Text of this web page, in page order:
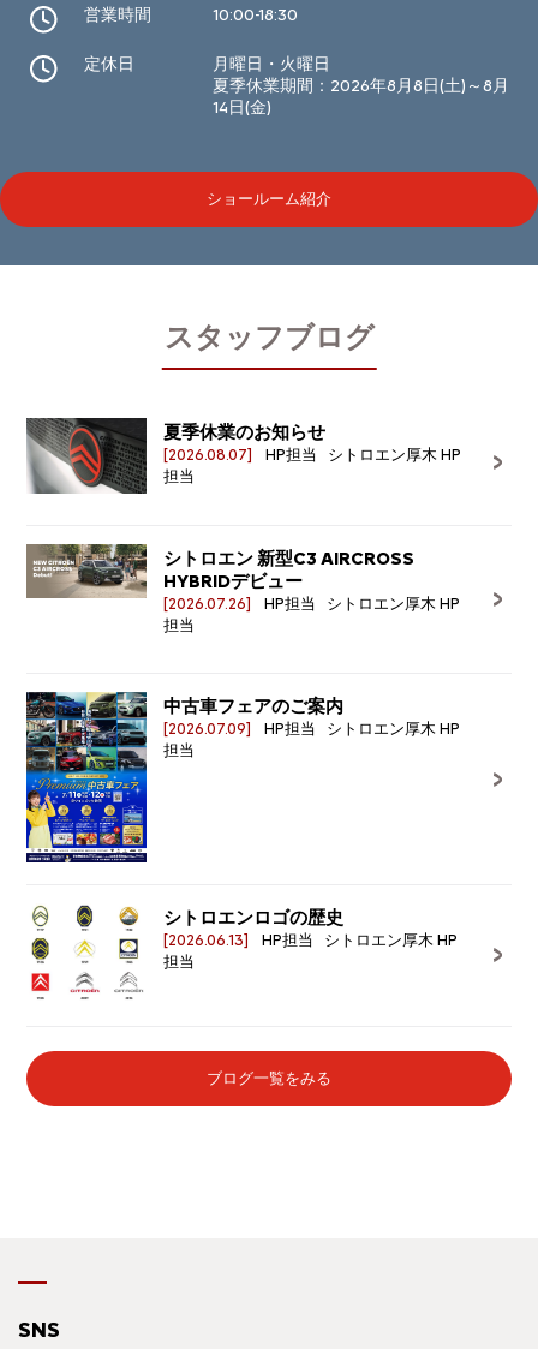
営業時間 10:00-18:30
定休日
月曜日・火曜日
夏季休業期間：2026年8月8日(土)～8月
14日(金)
ショールーム紹介
スタッフブログ
夏季休業のお知らせ
[2026.08.07]
HP担当 シトロエン厚木 HP
担当
シトロエン 新型C3 AIRCROSS
HYBRIDデビュー
[2026.07.26]
HP担当 シトロエン厚木 HP
担当
中古車フェアのご案内
[2026.07.09]
HP担当 シトロエン厚木 HP
担当
シトロエンロゴの歴史
[2026.06.13]
HP担当 シトロエン厚木 HP
担当
ブログ一覧をみる
SNS